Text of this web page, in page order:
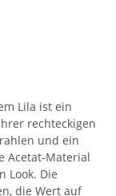
Lila ist ein
rechteckigen
und ein
Acetat-Material
Look. Die
die Wert auf